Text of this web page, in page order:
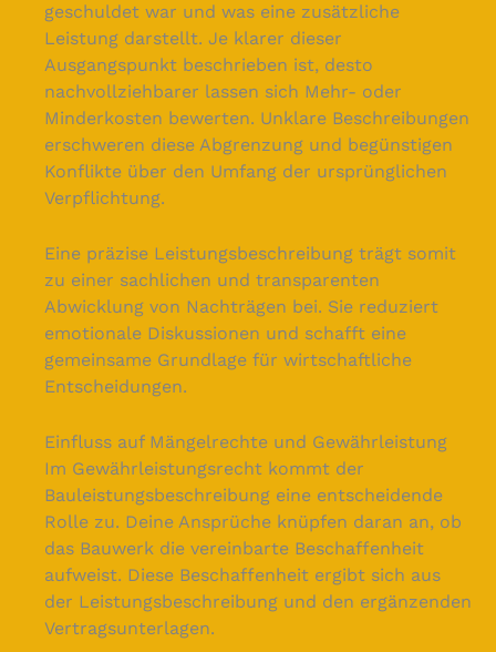
geschuldet war und was eine zusätzliche
Leistung darstellt. Je klarer dieser
Ausgangspunkt beschrieben ist, desto
nachvollziehbarer lassen sich Mehr- oder
Minderkosten bewerten. Unklare Beschreibungen
erschweren diese Abgrenzung und begünstigen
Konflikte über den Umfang der ursprünglichen
Verpflichtung.
Eine präzise Leistungsbeschreibung trägt somit
zu einer sachlichen und transparenten
Abwicklung von Nachträgen bei. Sie reduziert
emotionale Diskussionen und schafft eine
gemeinsame Grundlage für wirtschaftliche
Entscheidungen.
Einfluss auf Mängelrechte und Gewährleistung
Im Gewährleistungsrecht kommt der
Bauleistungsbeschreibung eine entscheidende
Rolle zu. Deine Ansprüche knüpfen daran an, ob
das Bauwerk die vereinbarte Beschaffenheit
aufweist. Diese Beschaffenheit ergibt sich aus
der Leistungsbeschreibung und den ergänzenden
Vertragsunterlagen.